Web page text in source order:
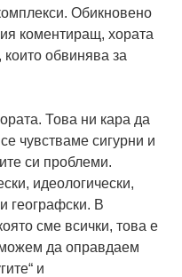
Обикновено
коментиращ, хората
които обвинява за
Това ни кара да
чувстваме сигурни и
си проблеми.
идеологически,
географски. В
сме всички, това е
да оправдаем
и